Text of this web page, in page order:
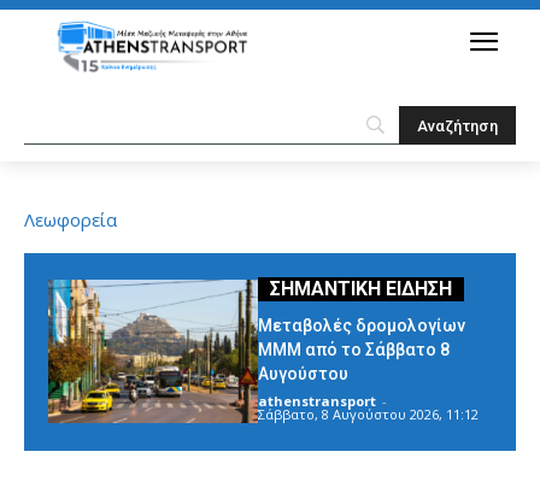
Λεωφορεία
Μεταβολές δρομολογίων
ΜΜΜ από το Σάββατο 8
Αυγούστου
athenstransport -
Σάββατο, 8 Αυγούστου 2026, 11:12